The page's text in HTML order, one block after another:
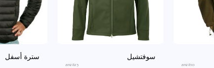
an2810
سوفتشيل
an2825
سترة أسفل